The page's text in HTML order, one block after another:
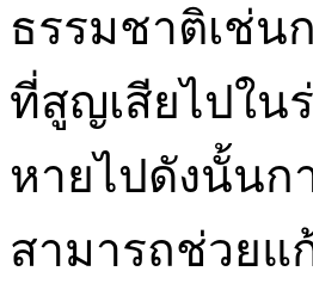
ธรรมชาติเช่น
ที่สูญเสียไปใน
หายไปดังนั้นก
สามารถช่วยแ